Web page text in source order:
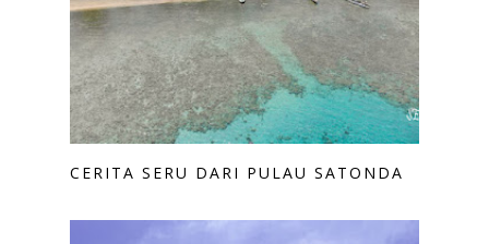
CERITA SERU DARI PULAU SATONDA